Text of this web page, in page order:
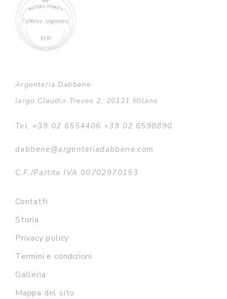
Argenteria Dabbene
largo Claudio Treves 2, 20121 Milano
Tel. +39 02 6554406 +39 02 6598890
dabbene@argenteriadabbene.com
C.F./Partita IVA 00702970153
Contatti
Storia
Privacy policy
Termini e condizioni
Galleria
Mappa del sito